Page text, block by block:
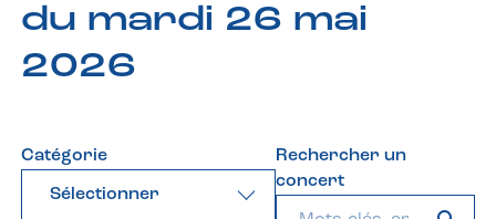
du mardi 26 mai
2026
Catégorie
Sélectionner
Rechercher un
concert